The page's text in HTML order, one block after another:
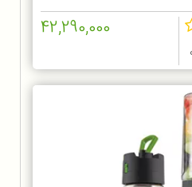
42,290,000